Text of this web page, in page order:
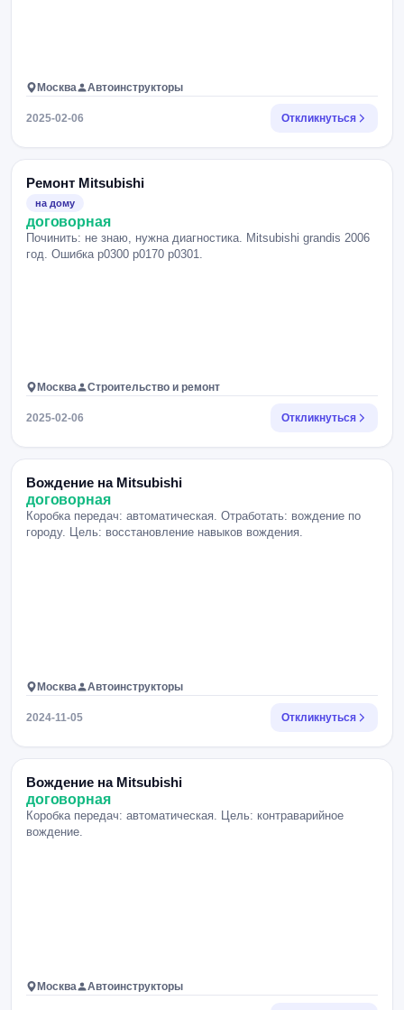
Москва Автоинструкторы
2025-02-06 Откликнуться
Ремонт Mitsubishi
на дому
договорная
Починить: не знаю, нужна диагностика. Mitsubishi grandis 2006
год. Ошибка p0300 р0170 р0301.
Москва Строительство и ремонт
2025-02-06 Откликнуться
Вождение на Mitsubishi
договорная
Коробка передач: автоматическая. Отработать: вождение по
городу. Цель: восстановление навыков вождения.
Москва Автоинструкторы
2024-11-05 Откликнуться
Вождение на Mitsubishi
договорная
Коробка передач: автоматическая. Цель: контраварийное
вождение.
Москва Автоинструкторы